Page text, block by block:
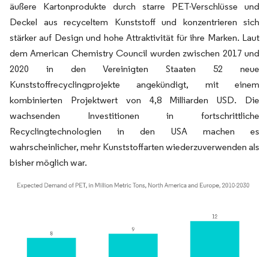
äußere Kartonprodukte durch starre PET-Verschlüsse und
Deckel aus recyceltem Kunststoff und konzentrieren sich
stärker auf Design und hohe Attraktivität für ihre Marken. Laut
dem American Chemistry Council wurden zwischen 2017 und
2020 in den Vereinigten Staaten 52 neue
Kunststoffrecyclingprojekte angekündigt, mit einem
kombinierten Projektwert von 4,8 Milliarden USD. Die
wachsenden Investitionen in fortschrittliche
Recyclingtechnologien in den USA machen es
wahrscheinlicher, mehr Kunststoffarten wiederzuverwenden als
bisher möglich war.